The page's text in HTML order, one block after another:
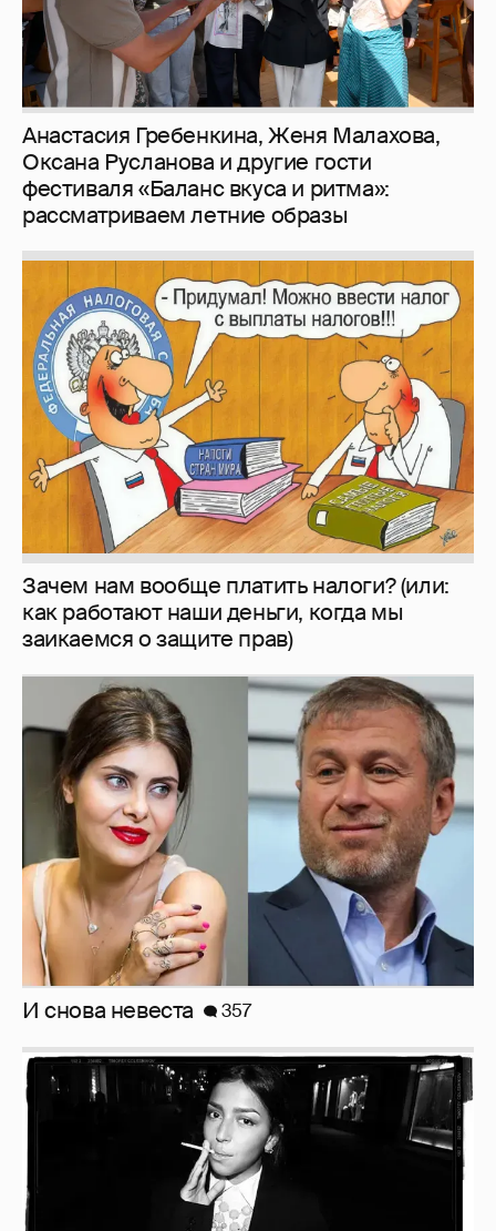
Анастасия Гребенкина, Женя Малахова,
Оксана Русланова и другие гости
фестиваля «Баланс вкуса и ритма»:
рассматриваем летние образы
Зачем нам вообще платить налоги? (или:
как работают наши деньги, когда мы
заикаемся о защите прав)
И снова невеста 357